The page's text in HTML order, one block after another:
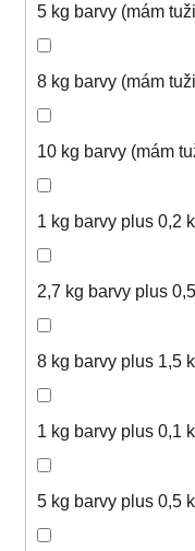
5 kg barvy (mám
8 kg barvy (mám
10 kg barvy (mám
1 kg barvy plus 0,2
2,7 kg barvy plus
8 kg barvy plus 1,5
1 kg barvy plus 0,1
5 kg barvy plus 0,5